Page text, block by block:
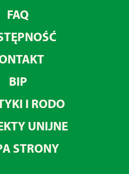
FAQ
BIP
I RODO
UNIJNE
STRONY